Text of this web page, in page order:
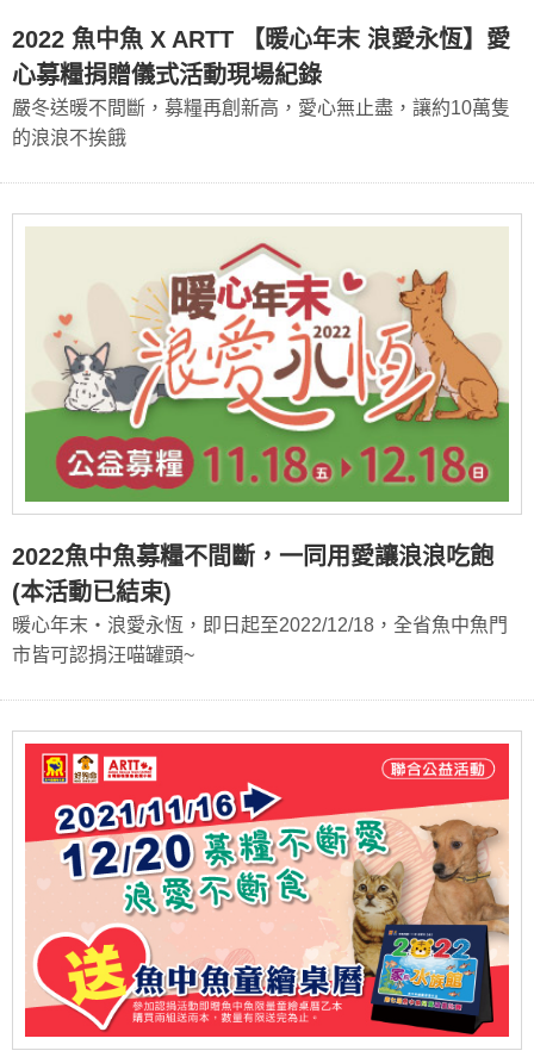
2022 魚中魚 X ARTT 【暖心年末 浪愛永恆】愛
心募糧捐贈儀式活動現場紀錄
嚴冬送暖不間斷，募糧再創新高，愛心無止盡，讓約10萬隻
的浪浪不挨餓
2022魚中魚募糧不間斷，一同用愛讓浪浪吃飽
(本活動已結束)
暖心年末‧浪愛永恆，即日起至2022/12/18，全省魚中魚門
市皆可認捐汪喵罐頭~